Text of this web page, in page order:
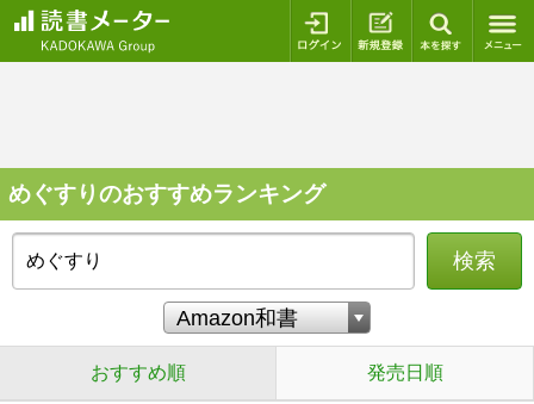
ログイン 新規登録
めぐすりのおすすめランキング
検索
おすすめ順 発売日順